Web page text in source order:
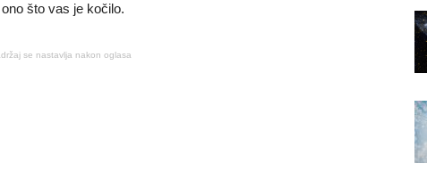
što vas je kočilo.
se nastavlja nakon oglasa